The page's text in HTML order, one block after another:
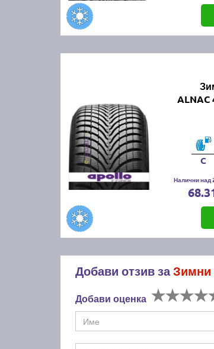
ALNAC
C
Налични над
Добави отзив заЗимни
Добави оценка